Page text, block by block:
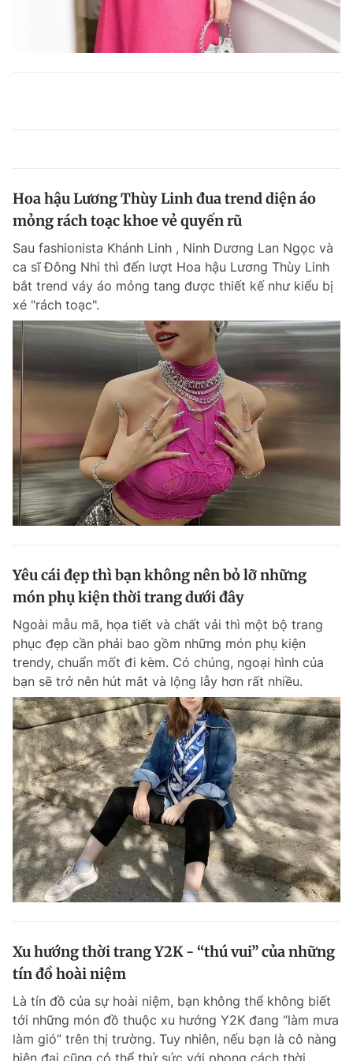
Hoa hậu Lương Thùy Linh đua trend diện áo
mỏng rách toạc khoe vẻ quyến rũ
Sau fashionista Khánh Linh , Ninh Dương Lan Ngọc và
ca sĩ Đông Nhi thì đến lượt Hoa hậu Lương Thùy Linh
bắt trend váy áo mỏng tang được thiết kế như kiểu bị
xé "rách toạc".
Yêu cái đẹp thì bạn không nên bỏ lỡ những
món phụ kiện thời trang dưới đây
Ngoài mẫu mã, họa tiết và chất vải thì một bộ trang
phục đẹp cần phải bao gồm những món phụ kiện
trendy, chuẩn mốt đi kèm. Có chúng, ngoại hình của
bạn sẽ trở nên hút mắt và lộng lẫy hơn rất nhiều.
Xu hướng thời trang Y2K - “thú vui” của những
tín đồ hoài niệm
Là tín đồ của sự hoài niệm, bạn không thể không biết
tới những món đồ thuộc xu hướng Y2K đang “làm mưa
làm gió” trên thị trường. Tuy nhiên, nếu bạn là cô nàng